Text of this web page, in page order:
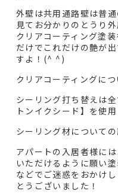
外壁は共用通路壁は普
見てお分かりのとうり
クリアコーティング塗
だけでこれだけの艶が
すよ！(^ ^)
クリアコーティングに
シーリング打ち替えは
トンイクシード】を使
シーリング材について
アパートの入居者様に
いただけるように願い
などでご迷惑をおかけ
とうございました！